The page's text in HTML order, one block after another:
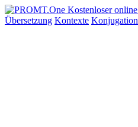
Übersetzung Kontexte Konjugation